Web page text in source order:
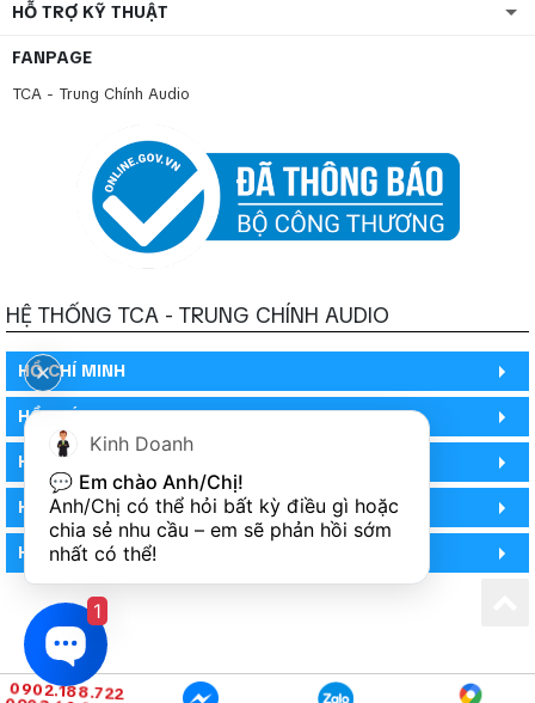
HỖ TRỢ KỸ THUẬT
FANPAGE
TCA - Trung Chính Audio
HỆ THỐNG TCA - TRUNG CHÍNH AUDIO
HỒ CHÍ MINH
HỒ CHÍ MINH
HỒ CHÍ MINH (PHÒNG BẢO HÀNH)
HÀ NỘI (DEMO HỆ THỐNG)
HÀ NỘI (SHOWROOM)
0902.188.722
Kinh Doanh
💬 Em chào Anh/Chị!
Anh/Chị có thể hỏi bất kỳ điều gì hoặc
chia sẻ nhu cầu – em sẽ phản hồi sớm
nhất có thể!
1